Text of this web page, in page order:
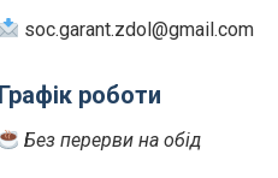
soc.garant.zdol@gmail.com
Графік роботи
Без перерви на обід